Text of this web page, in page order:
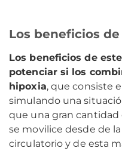
Los beneficios
Los beneficios de
potenciar si los
hipoxia, que consiste
simulando una
que una gran
se movilice desde de
circulatorio y de esta